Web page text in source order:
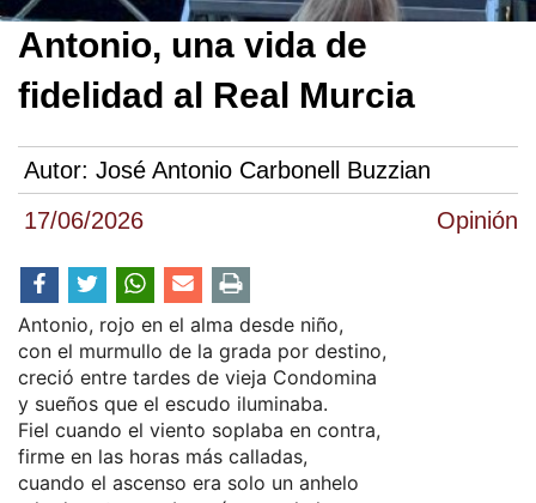
17/06/2026 Opinión
Antonio, una vida de
fidelidad al Real Murcia
Autor: José Antonio Carbonell Buzzian
Antonio, rojo en el alma desde niño,
con el murmullo de la grada por destino,
creció entre tardes de vieja Condomina
y sueños que el escudo iluminaba.
Fiel cuando el viento soplaba en contra,
firme en las horas más calladas,
cuando el ascenso era solo un anhelo